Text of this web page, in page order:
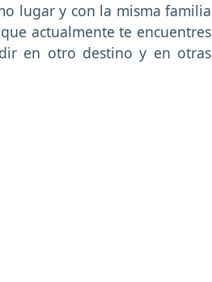
lugar y con la misma familia
actualmente te encuentres
en otro destino y en otras